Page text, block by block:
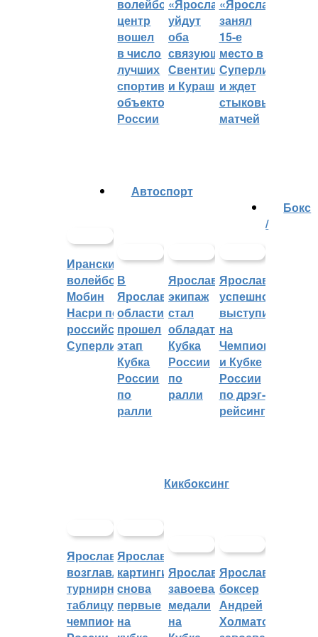
волейбольный
центр
вошел
в число
лучших
спортивных
объектов
России
«Ярославича»
уйдут
оба
связующих:
Свентицкис
и Кураш
«Ярославич»
занял
15-е
место в
Суперлиге
и ждет
стыковых
матчей
Иранский
волейболист
Мобин
Насри покинет
российскую
Суперлигу
Автоспорт
В
Ярославской
области
прошел
этап
Кубка
России
по
ралли
Ярославский
экипаж
стал
обладателем
Кубка
России
по
ралли
Ярославцы
успешно
выступили
на
Чемпионате
и Кубке
России
по дрэг-
рейсингу
Ярославцы
возглавляют
турнирную
таблицу
чемпионата
Ярославские
картингисты
снова
первые
на
Бокс
/
Кикбоксинг
Ярославцы
завоевали
медали
на
Ярославский
боксер
Андрей
Холматов